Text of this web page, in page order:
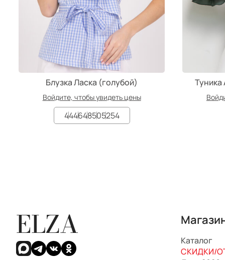
Блузка Ласка (голубой)
Войдите, чтобы увидеть цены
444648505254
ELZA
Каталог
СКИДКИ/